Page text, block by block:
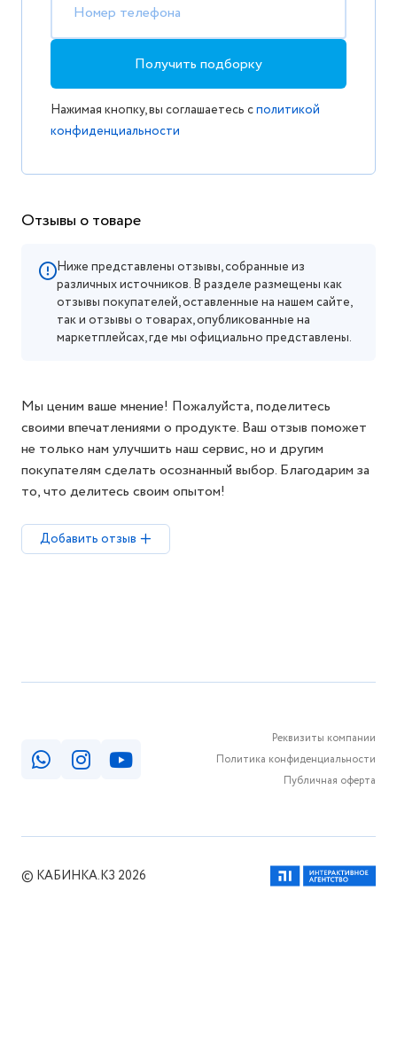
Номер телефона
Получить подборку
Нажимая кнопку, вы соглашаетесь сполитикой
конфиденциальности
Отзывы о товаре
Ниже представлены отзывы, собранные из
различных источников. В разделе размещены как
отзывы покупателей, оставленные на нашем сайте,
так и отзывы о товарах, опубликованные на
маркетплейсах, где мы официально представлены.
Мы ценим ваше мнение! Пожалуйста, поделитесь
своими впечатлениями о продукте. Ваш отзыв поможет
не только нам улучшить наш сервис, но и другим
покупателям сделать осознанный выбор. Благодарим за
то, что делитесь своим опытом!
Добавить отзыв
Реквизиты компании
Политика конфиденциальности
Публичная оферта
© КАБИНКА.КЗ 2026